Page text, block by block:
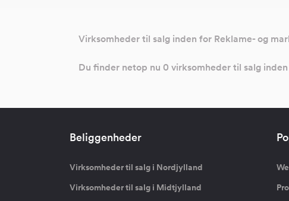
Virksomheder til salg inden for Reklame- og
Du finder netop nu 0 virksomheder til salg
Beliggenheder
Virksomheder til salg i Nordjylland
Virksomheder til salg i Midtjylland